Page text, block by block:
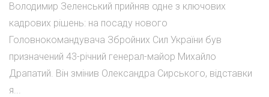
Володимир Зеленський прийняв одне з ключових
кадрових рішень: на посаду нового
Головнокомандувача Збройних Сил України був
призначений 43-річний генерал-майор Михайло
Драпатий. Він змінив Олександра Сирського, відставки
я...